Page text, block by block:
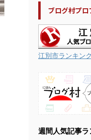
ブログ村プロ
江別市ランキン
週間人気記事